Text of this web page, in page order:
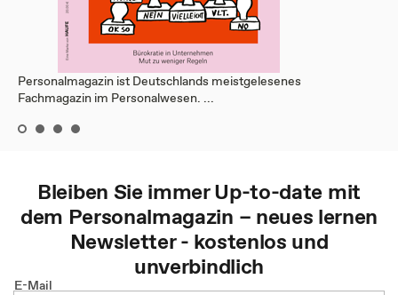
Personalmagazin ist Deutschlands meistgelesenes
Fachmagazin im Personalwesen. ...
Bleiben Sie immer Up-to-date mit
dem Personalmagazin – neues lernen
Newsletter - kostenlos und
unverbindlich
E-Mail